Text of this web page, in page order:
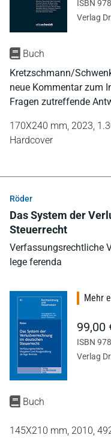
Buch
Kretzschmann/
neue Kommentar zum
Fragen zutreffende
170X240 mm, 2023,
Hardcover
ISBN
Verlag
Röder
Das System der
Steuerrecht
Verfassungsrechtliche
lege ferenda
Buch
145X210 mm, 2010,
Mehr
99,00
ISBN
Verlag